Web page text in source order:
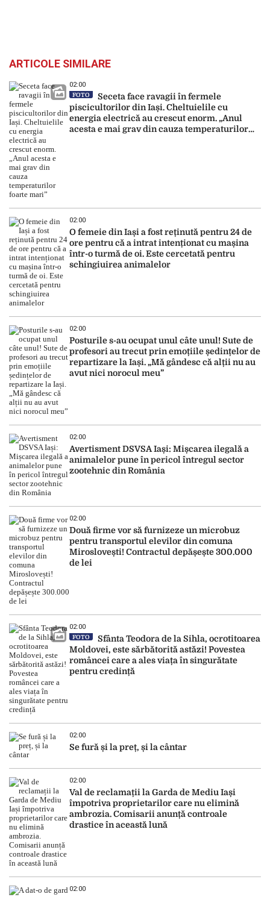
ARTICOLE SIMILARE
02:00
FOTO
Seceta face ravagii în fermele
piscicultorilor din Iași. Cheltuielile cu
energia electrică au crescut enorm. „Anul
acesta e mai grav din cauza temperaturilor
02:00
O femeie din Iași a fost reținută pentru 24 de
ore pentru că a intrat intenționat cu mașina
într-o turmă de oi. Este cercetată pentru
schingiuirea animalelor
02:00
Posturile s-au ocupat unul câte unul! Sute de
profesori au trecut prin emoțiile ședințelor de
repartizare la Iași. „Mă gândesc că alții nu au
avut nici norocul meu”
02:00
Avertisment DSVSA Iași: Mișcarea ilegală a
animalelor pune în pericol întregul sector
zootehnic din România
02:00
Două firme vor să furnizeze un microbuz
pentru transportul elevilor din comuna
Miroslovești! Contractul depășește 300.000
de lei
02:00
FOTO
Sfânta Teodora de la Sihla, ocrotitoarea
Moldovei, este sărbătorită astăzi! Povestea
româncei care a ales viața în singurătate
pentru credință
02:00
Se fură și la preț, și la cântar
02:00
Val de reclamații la Garda de Mediu Iași
împotriva proprietarilor care nu elimină
ambrozia. Comisarii anunță controale
drastice în această lună
02:00